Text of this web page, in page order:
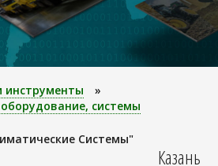
инструменты
»
системы
Системы"
Казань